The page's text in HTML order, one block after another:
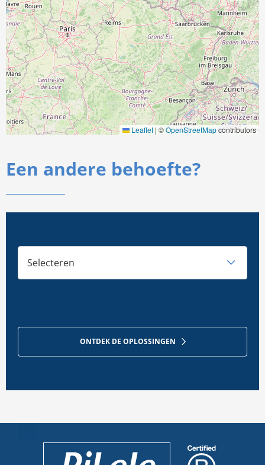
Leaflet | ©OpenStreetMapcontributors
Een andere behoefte?
Selecteren
ONTDEK DE OPLOSSINGEN